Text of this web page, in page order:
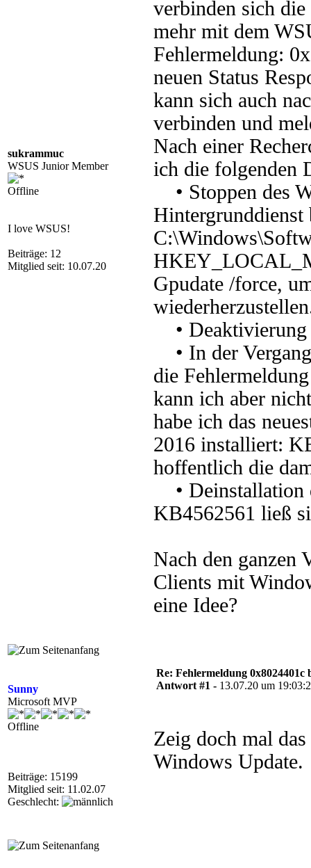
sukrammuc
WSUS Junior Member
Offline
I love WSUS!
Beiträge: 12
Mitglied seit: 10.07.20
verbinden sich
mehr mit dem
Fehlermeldung:
neuen Status
kann sich auch
verbinden und
Nach einer
ich die folgenden
• Stoppen des
Hintergrunddienst
Gpudate /force,
• Deaktivierung
• In der
die
kann ich aber
habe ich das
2016 installiert:
hoffentlich die
• Deinstallation
KB4562561 ließ
Nach den ganzen
Clients mit
eine Idee?
Sunny
Microsoft MVP
Offline
Beiträge: 15199
Mitglied seit: 11.02.07
Geschlecht:
Re: Fehlermeldung 0x8024401c
Antwort #1 - 13.07.20 um
Zeig doch mal
Windows Update.